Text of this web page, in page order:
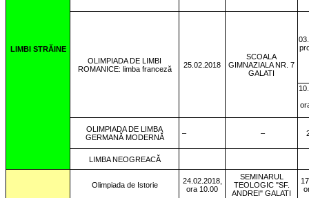
LIMBI STRĂINE
OLIMPIADA DE LIMBI
ROMANICE: limba franceză
25.02.2018
SCOALA
GIMNAZIALA NR. 7
GALATI
OLIMPIADA DE LIMBA
GERMANĂ MODERNĂ
– –
LIMBA NEOGREACĂ
Olimpiada de Istorie
24.02.2018,
ora 10.00
SEMINARUL
TEOLOGIC "SF.
ANDREI" GALATI